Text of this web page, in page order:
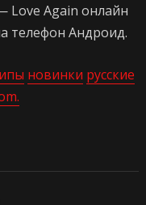
Love Again онлайн
телефон Андроид.
новинки русские